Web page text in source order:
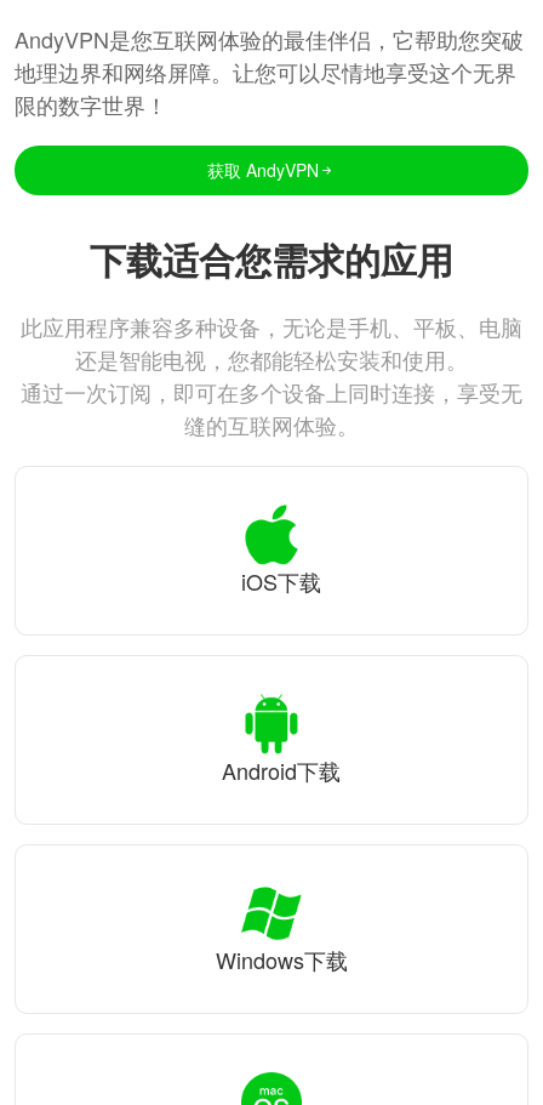
AndyVPN是您互联网体验的最佳伴侣，它帮助您突破
地理边界和网络屏障。让您可以尽情地享受这个无界
限的数字世界！
获取 AndyVPN
下载适合您需求的应用
此应用程序兼容多种设备，无论是手机、平板、电脑
还是智能电视，您都能轻松安装和使用。
通过一次订阅，即可在多个设备上同时连接，享受无
缝的互联网体验。
iOS下载
Android下载
Windows下载